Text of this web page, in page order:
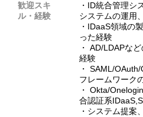
歓迎スキ
ル・経験
・ID統合管理シ
システムの運用
・IDaaS領域の
った経験
・ AD/LDAPな
経験
・ SAML/
フレームワーク
・ Okta/
合認証系
・システム提案